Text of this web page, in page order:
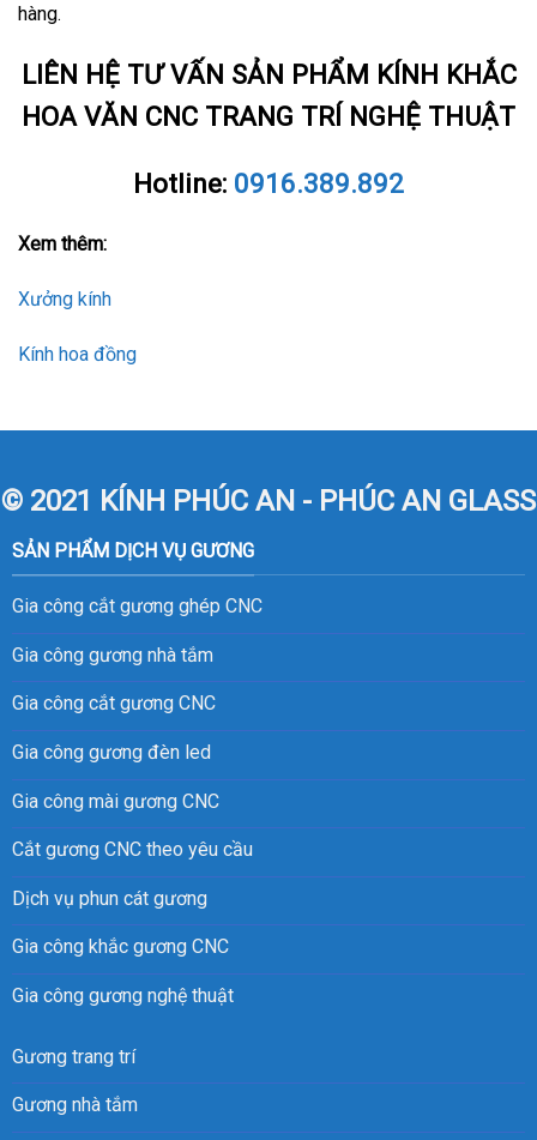
hàng.
LIÊN HỆ TƯ VẤN SẢN PHẨM KÍNH KHẮC
HOA VĂN CNC TRANG TRÍ NGHỆ THUẬT
Hotline: 0916.389.892
Xem thêm:
Xưởng kính
Kính hoa đồng
© 2021 KÍNH PHÚC AN - PHÚC AN GLASS
SẢN PHẨM DỊCH VỤ GƯƠNG
Gia công cắt gương ghép CNC
Gia công gương nhà tắm
Gia công cắt gương CNC
Gia công gương đèn led
Gia công mài gương CNC
Cắt gương CNC theo yêu cầu
Dịch vụ phun cát gương
Gia công khắc gương CNC
Gia công gương nghệ thuật
Gương trang trí
Gương nhà tắm